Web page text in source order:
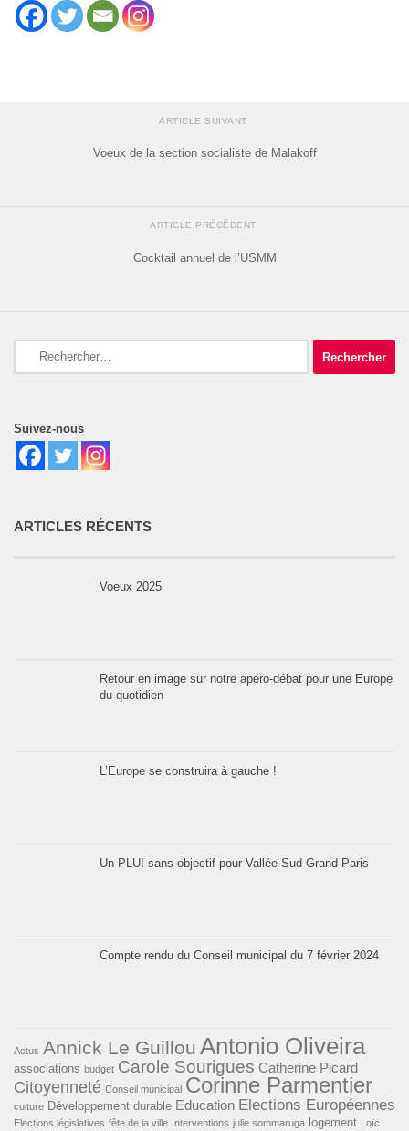
ARTICLE SUIVANT
Voeux de la section socialiste de Malakoff
ARTICLE PRÉCÉDENT
Cocktail annuel de l’USMM
Suivez-nous
ARTICLES RÉCENTS
Voeux 2025
Retour en image sur notre apéro-débat pour une Europe
du quotidien
L’Europe se construira à gauche !
Un PLUI sans objectif pour Vallée Sud Grand Paris
Compte rendu du Conseil municipal du 7 février 2024
Actus Annick Le Guillou Antonio Oliveira
associations budget Carole Sourigues Catherine Picard
Citoyenneté Conseil municipal Corinne Parmentier
culture Développement durable Education Elections Européennes
Elections législatives fête de la ville Interventions julie sommaruga logement Loïc